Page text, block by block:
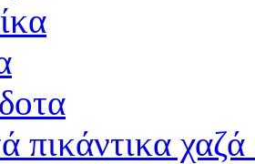
πικάντικα χαζά